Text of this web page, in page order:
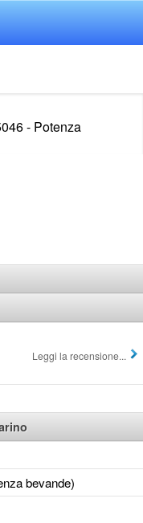
- Potenza
Leggi la recensione...
bevande)